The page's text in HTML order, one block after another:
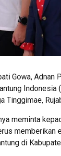
Gowa, Adnan
Indonesia
Tinggimae,
meminta
memberikan
di